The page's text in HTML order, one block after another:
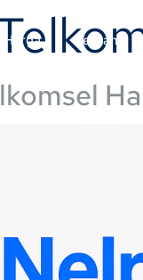
Harga Tentang